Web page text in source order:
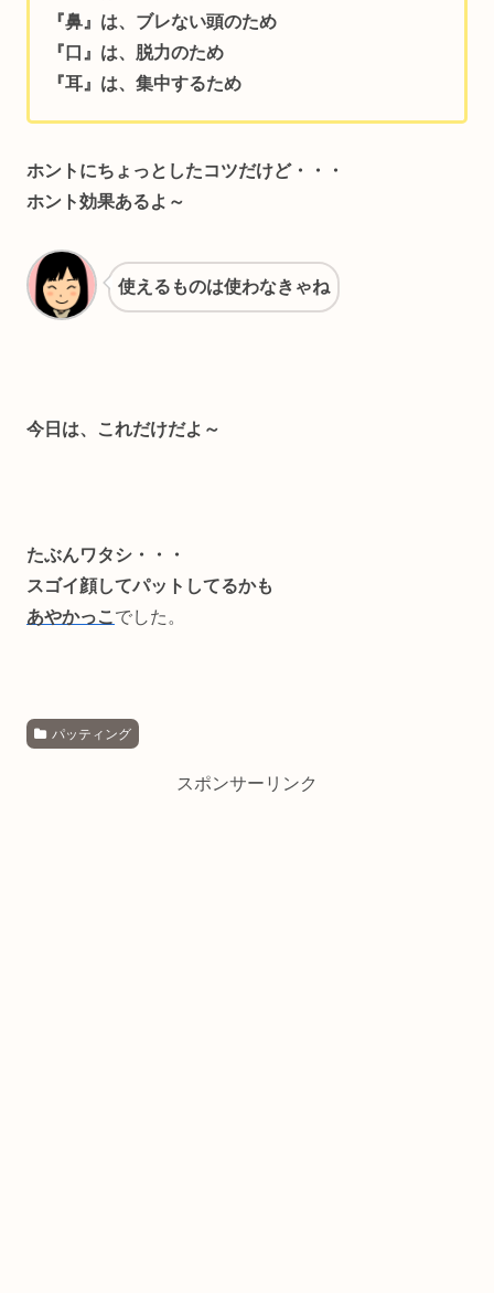
『鼻』は、ブレない頭のため
『口』は、脱力のため
『耳』は、集中するため
ホントにちょっとしたコツだけど・・・
ホント効果あるよ～
使えるものは使わなきゃね
今日は、これだけだよ～
たぶんワタシ・・・
スゴイ顔してパットしてるかも
あやかっこ でした。
パッティング
スポンサーリンク